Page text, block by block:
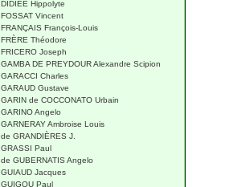
DIDIÉE Hippolyte
FOSSAT Vincent
FRANÇAIS François-Louis
FRÈRE Théodore
FRICERO Joseph
GAMBA DE PREYDOUR Alexandre Scipion
GARACCI Charles
GARAUD Gustave
GARIN de COCCONATO Urbain
GARINO Angelo
GARNERAY Ambroise Louis
de GRANDIÈRES J.
GRASSI Paul
de GUBERNATIS Angelo
GUIAUD Jacques
GUIGOU Paul